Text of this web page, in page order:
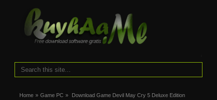
Home » Game PC »
Download Game Devil May Cry 5 Deluxe Edition